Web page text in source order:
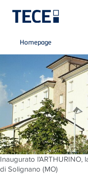
Skip to main content
Breadcrumb
Homepage
Inaugurato l'ARTHURINO,
di Solignano (MO)